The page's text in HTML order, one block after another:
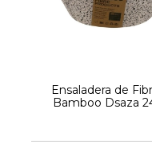
Ensaladera de
Bamboo Dsaza